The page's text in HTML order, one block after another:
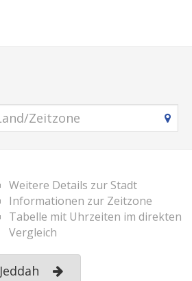
Weitere Details zur Stadt
Informationen zur Zeitzone
Tabelle mit Uhrzeiten im direkten
Vergleich
Jeddah